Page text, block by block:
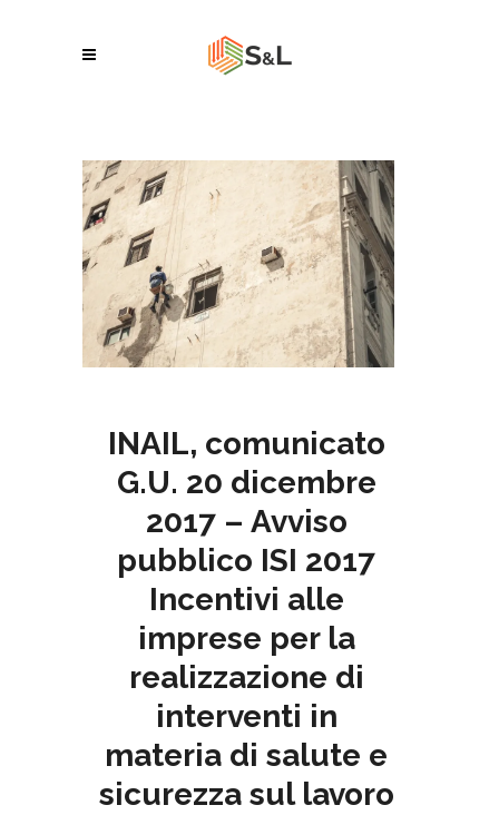
INAIL, comunicato
G.U. 20 dicembre
2017 – Avviso
pubblico ISI 2017
Incentivi alle
imprese per la
realizzazione di
interventi in
materia di salute e
sicurezza sul lavoro